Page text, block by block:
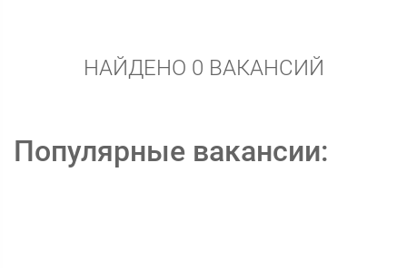
НАЙДЕНО 0 ВАКАНСИЙ
Популярные вакансии: